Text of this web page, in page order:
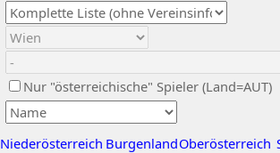
Nur "österreichische" Spieler (Land=AUT)
Niederösterreich BurgenlandOberösterreich